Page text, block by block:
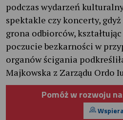
podczas wydarzeń
spektakle czy koncerty,
grona odbiorców,
poczucie bezkarności w
organów ścigania
Majkowska z Zarządu Ordo
Pomóż w rozwoju